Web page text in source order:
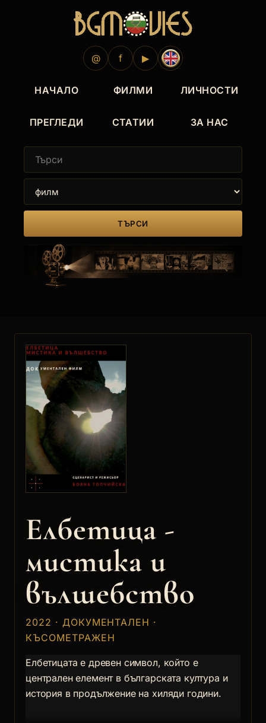
@ f ▶
НАЧАЛО ФИЛМИ ЛИЧНОСТИ
ПРЕГЛЕДИ СТАТИИ ЗА НАС
ТЪРСИ
Елбетица -
мистика и
вълшебство
2022 · ДОКУМЕНТАЛЕН ·
КЪСОМЕТРАЖЕН
Елбетицата е древен символ, който е
централен елемент в българската култура и
история в продължение на хиляди години.